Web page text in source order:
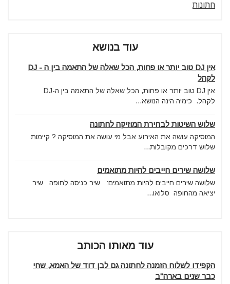
חתונות
עוד בנושא
אין DJ טוב יותר או פחות, הכל שאלה של התאמה בין ה - DJ
לקהל
אין DJ טוב יותר או פחות, הכל שאלה של התאמה בין ה-DJ
לקהל. כימיה הינה הנושא...
שלוש השיטות לבחירת המוזיקה לחתונה
המוסיקה עושה את האירוע אבל מי עושה את המוסיקה ? קיימות
שלוש דרכים מקובלות...
שלושה שירים חייבים להיות מתואמים
שלושה שירים חייבים להיות מתואמים: שיר כניסה לחופה שיר
יציאה מהחופה סלואו...
עוד מאותו הכותב
הקפידו לשלוח הזמנה לחתונה גם לבן דוד של האמא, שחי
כבר שנים בארה"ב